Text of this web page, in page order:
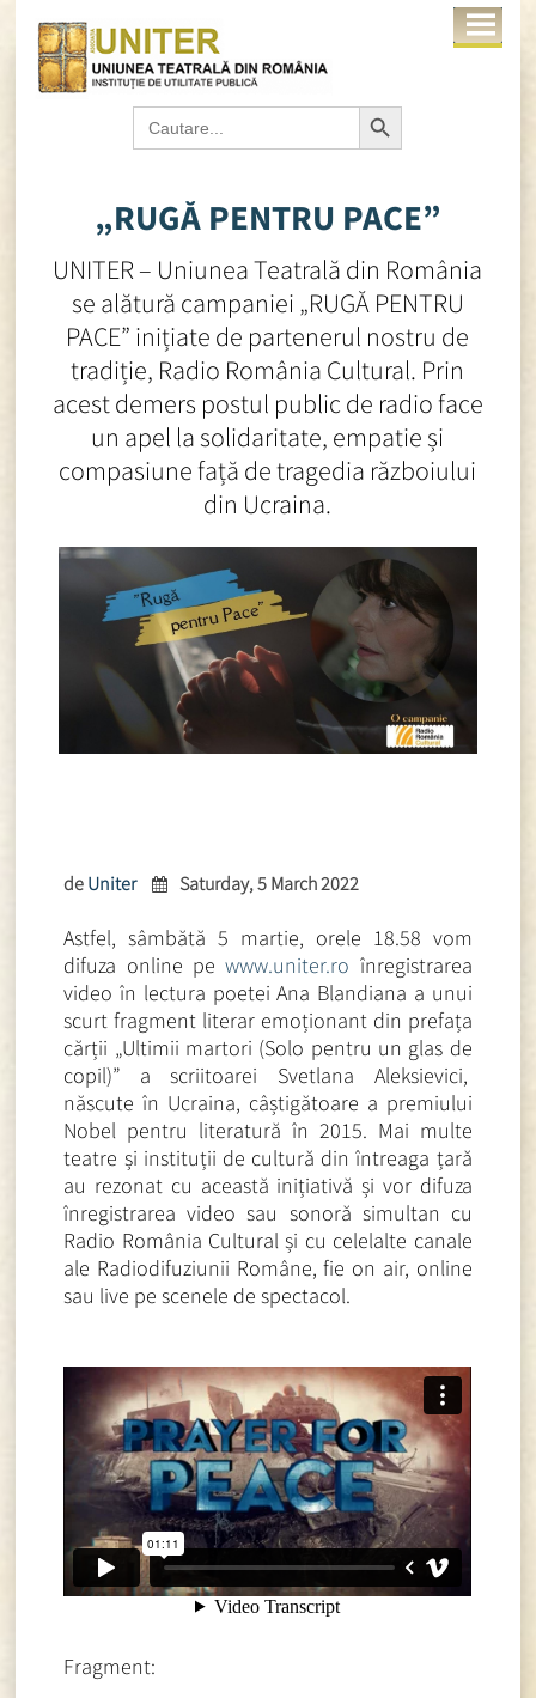
Search
for:
Search Button
„RUGĂ PENTRU PACE”
UNITER – Uniunea Teatrală din România
se alătură campaniei „RUGĂ PENTRU
PACE” inițiate de partenerul nostru de
tradiție, Radio România Cultural. Prin
acest demers postul public de radio face
un apel la solidaritate, empatie și
compasiune față de tragedia războiului
din Ucraina.
de Uniter Saturday, 5 March 2022
Astfel, sâmbătă 5 martie, orele 18.58 vom
difuza online pewww.uniter.ro înregistrarea
video în lectura poetei Ana Blandiana a unui
scurt fragment literar emoționant din prefața
cărții „Ultimii martori (Solo pentru un glas de
copil)” a scriitoarei Svetlana Aleksievici,
născute în Ucraina, câștigătoare a premiului
Nobel pentru literatură în 2015. Mai multe
teatre și instituții de cultură din întreaga țară
au rezonat cu această inițiativă și vor difuza
înregistrarea video sau sonoră simultan cu
Radio România Cultural și cu celelalte canale
ale Radiodifuziunii Române, fie on air, online
sau live pe scenele de spectacol.
Fragment: